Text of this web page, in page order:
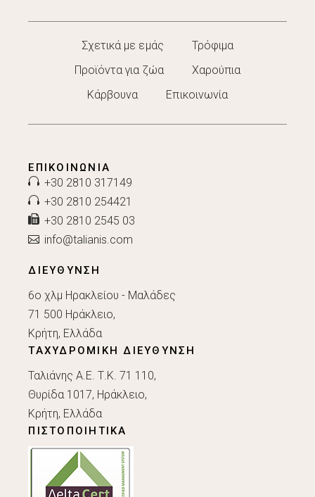
Σχετικά με εμάς
Τρόφιμα
Προϊόντα για ζώα
Χαρούπια
Κάρβουνα
Επικοινωνία
ΕΠΙΚΟΙΝΩΝΊΑ
+30 2810 317149
+30 2810 254421
+30 2810 2545 03
info@talianis.com
ΔΙΕΥΘΥΝΣΗ
6ο χλμ Ηρακλείου - Μαλάδες
71 500 Ηράκλειο,
Κρήτη, Ελλάδα
ΤΑΧΥΔΡΟΜΙΚΗ ΔΙΕΥΘΥΝΣΗ
Ταλιάνης Α.Ε. Τ.Κ. 71 110,
Θυρίδα 1017, Ηράκλειο,
Κρήτη, Ελλάδα
ΠΙΣΤΟΠΟΙΗΤΙΚΑ